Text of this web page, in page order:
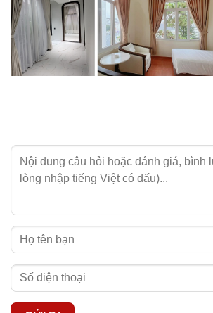
Những lưu ý khi sử dụng rèm màu
Để gia tăng độ bền cho sản phẩm rèm
NIKKOBLINDS, bạn cần lưu ý các thông
sau:
- Nên giặt rèm vải bằng tay hoặc giặt
nhàng.
- Tham khảo
hiện đúng cách.